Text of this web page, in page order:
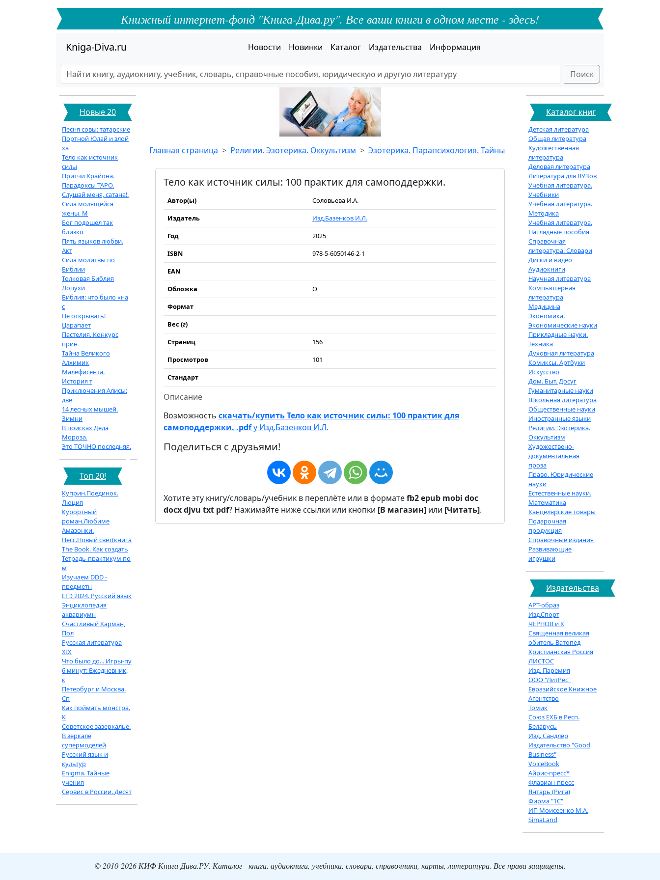
Книжный интернет-фонд "Книга-Дива.ру". Все ваши книги в одном месте - здесь!
Kniga-Diva.ru Новости Новинки Каталог Издательства Информация
Поиск
Новые 20
Песня совы: татарские
Портной Юлай и злой
ха
Тело как источник
силы
Притчи Крайона.
Парадоксы ТАРО.
Слушай меня, сатана!.
Сила молящейся
жены. М
Бог подошел так
близко
Пять языков любви.
Акт
Сила молитвы по
Библии
Толковая Библия
Лопухи
Библия: что было «на
с
Не открывать!
Царапает
Пастелия. Конкурс
прин
Тайна Великого
Алхимик
Малефисента.
История т
Приключения Алисы:
две
14 лесных мышей.
Зимни
В поисках Деда
Мороза.
Это ТОЧНО последняя.
Топ 20!
Куприн.Поединок.
Люция
Курортный
роман.Любиме
Амазонки.
Несс.Новый свет(книга
The Book. Как создать
Тетрадь-практикум по
м
Изучаем DDD -
предметн
ЕГЭ 2024. Русский язык
Энциклопедия
аквариумн
Счастливый Карман,
Пол
Русская литература
XIX
Что было до... Игры-пу
6 минут: Ежедневник,
к
Петербург и Москва.
Сп
Как поймать монстра.
К
Советское зазеркалье.
В зеркале
супермоделей
Русский язык и
культур
Enigma. Тайные
учения
Сервис в России. Десят
Главная страница Религии. Эзотерика. Оккультизм Эзотерика. Парапсихология. Тайны
Тело как источник силы: 100 практик для самоподдержки.
Автор(ы)
Соловьева И.А.
Издатель
Изд.Базенков И.Л.
Год
2025
ISBN
978-5-6050146-2-1
EAN
Обложка
О
Формат
Вес (г)
Страниц
156
Просмотров
101
Стандарт
Описание
Возможность скачать/купить Тело как источник силы: 100 практик для
самоподдержки. .pdfу Изд.Базенков И.Л.
Поделиться с друзьями!
Хотите эту книгу/словарь/учебник в переплёте или в форматеfb2epub mobi doc
docxdjvu txt pdf? Нажимайте ниже ссылки или кнопки [В магазин] или [Читать].
Каталог книг
Детская литература
Общая литература
Художественная
литература
Деловая литература
Литература для ВУЗов
Учебная литература.
Учебники
Учебная литература.
Методика
Учебная литература.
Наглядные пособия
Справочная
литература. Словари
Диски и видео
Аудиокниги
Научная литература
Компьютерная
литература
Медицина
Экономика.
Экономические науки
Прикладные науки.
Техника
Духовная литература
Комиксы. Артбуки
Искусство
Дом. Быт. Досуг
Гуманитарные науки
Школьная литература
Общественные науки
Иностранные языки
Религии. Эзотерика.
Оккультизм
Художествено-
документальная
проза
Право. Юридические
науки
Естественные науки.
Математика
Канцелярские товары
Подарочная
продукция
Справочные издания
Развивающие
игрушки
Издательства
АРТ-образ
Изд.Спорт
ЧЕРНОВ и К
Священная великая
обитель Ватопед
Христианская Россия
ЛИСТОС
Изд. Паремия
ООО "ЛитРес"
Евразийское Книжное
Агентство
Томик
Союз ЕХБ в Респ.
Беларусь
Изд. Сандлер
Издательство "Good
Business"
VoiceBook
Айрис-пресс*
Флавиан-пресс
Янтарь (Рига)
Фирма "1С"
ИП Моисеенко М.А.
SimaLand
© 2010-2026 КИФ Книга-Дива.РУ. Каталог - книги, аудиокниги, учебники, словари, справочники, карты, литература. Все права защищены.